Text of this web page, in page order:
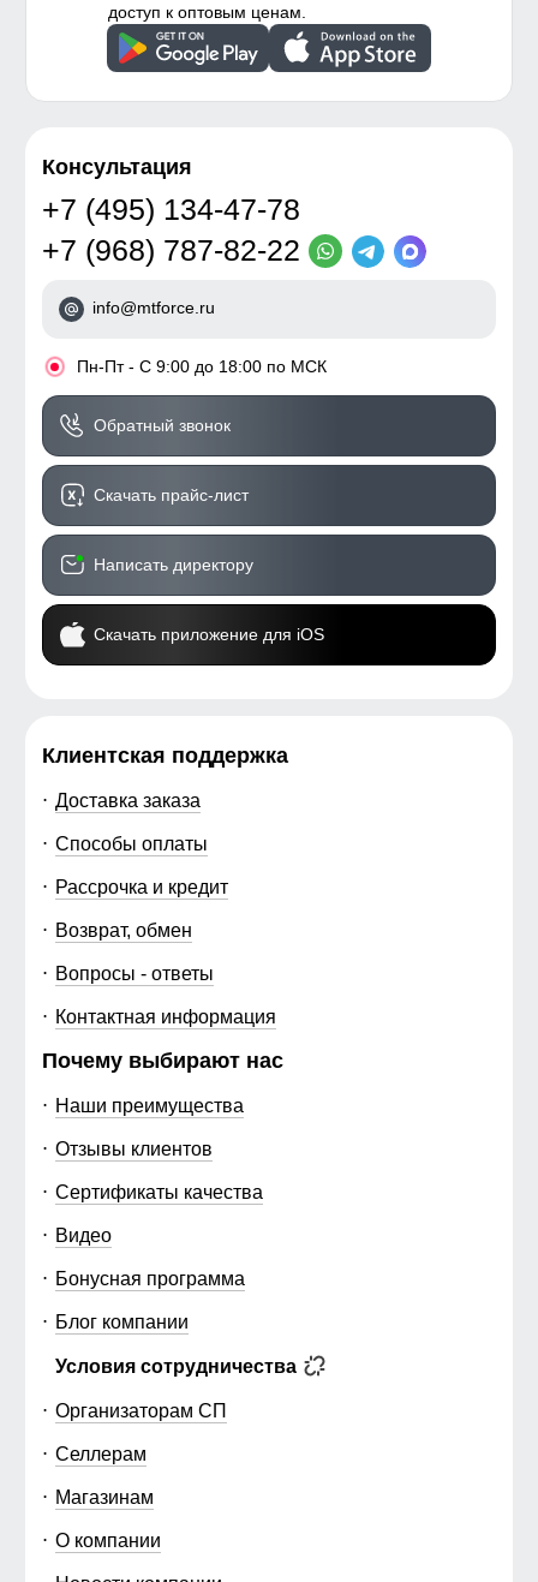
доступ к оптовым ценам.
Консультация
+7 (495) 134-47-78
+7 (968) 787-82-22
info@mtforce.ru
• Пн-Пт - С 9:00 до 18:00 по МСК
Обратный звонок
Скачать прайс-лист
Написать директору
Скачать приложение для iOS
Клиентская поддержка
Доставка заказа
Способы оплаты
Рассрочка и кредит
Возврат, обмен
Вопросы - ответы
Контактная информация
Почему выбирают нас
Наши преимущества
Отзывы клиентов
Сертификаты качества
Видео
Бонусная программа
Блог компании
Условия сотрудничества
Организаторам СП
Селлерам
Магазинам
О компании